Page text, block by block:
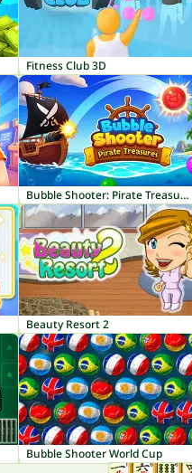
Fitness Club 3D
Bubble Shooter: Pirate Treasures
Beauty Resort 2
Bubble Shooter World Cup